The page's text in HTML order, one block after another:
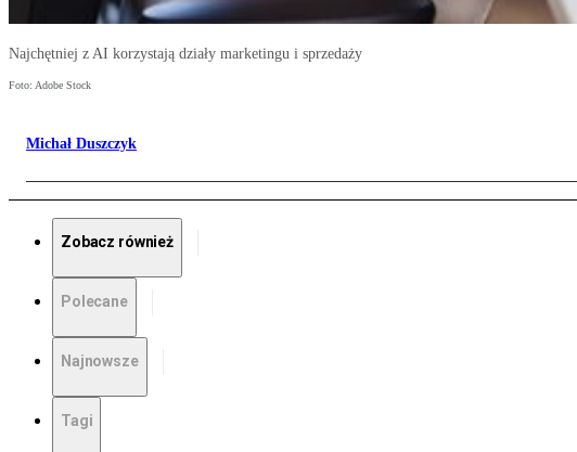
Najchętniej z AI korzystają działy marketingu i sprzedaży
Foto: Adobe Stock
Michał Duszczyk
Zobacz również
Polecane
Najnowsze
Tagi